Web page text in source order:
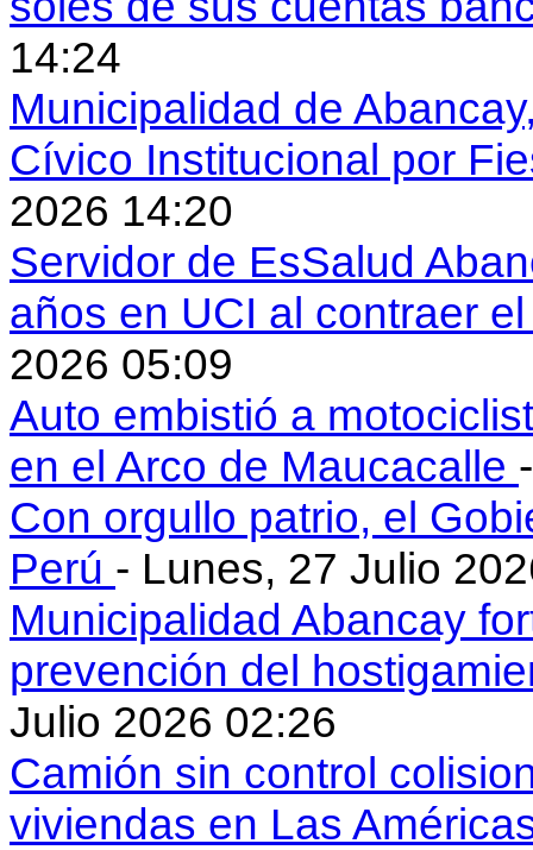
14:24
Municipalidad de
Cívico Institucional por
2026 14:20
Servidor de EsSalud
años en UCI al contraer
2026 05:09
Auto embistió a
en el Arco de Maucacalle
Con orgullo patrio, el
Perú - Lunes, 27 Julio
Municipalidad Abancay
prevención del
Julio 2026 02:26
Camión sin control
viviendas en Las